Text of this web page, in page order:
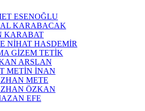
ESENOĞLU
KARABACAK
KARABAT
NİHAT HASDEMİR
GİZEM TETİK
ARSLAN
METİN İNAN
METE
ÖZKAN
EFE